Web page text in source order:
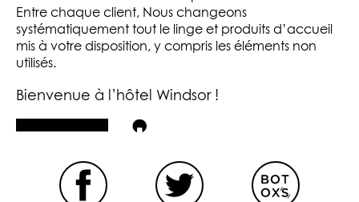
Entre chaque client, Nous changeons
systématiquement tout le linge et produits d’accueil
mis à votre disposition, y compris les éléments non
utilisés.
Bienvenue à l’hôtel Windsor !